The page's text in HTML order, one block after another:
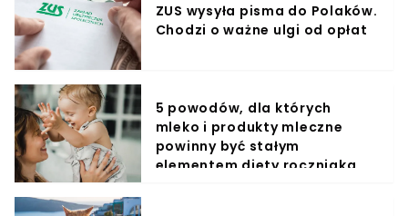
ZUS wysyła pisma do Polaków.
Chodzi o ważne ulgi od opłat
5 powodów, dla których
mleko i produkty mleczne
powinny być stałym
elementem diety roczniaka